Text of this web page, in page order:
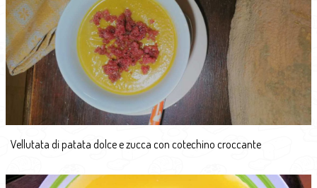
Vellutata di patata dolce e zucca con cotechino croccante